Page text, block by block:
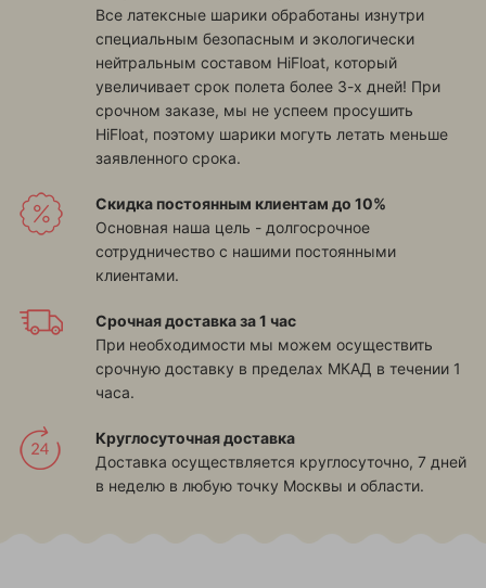
Все латексные шарики обработаны изнутри
специальным безопасным и экологически
нейтральным составом HiFloat, который
увеличивает срок полета более 3-х дней! При
срочном заказе, мы не успеем просушить
HiFloat, поэтому шарики могуть летать меньше
заявленного срока.
Скидка постоянным клиентам до 10%
Основная наша цель - долгосрочное
сотрудничество с нашими постоянными
клиентами.
Срочная доставка за 1 час
При необходимости мы можем осуществить
срочную доставку в пределах МКАД в течении 1
часа.
Круглосуточная доставка
Доставка осуществляется круглосуточно, 7 дней
в неделю в любую точку Москвы и области.